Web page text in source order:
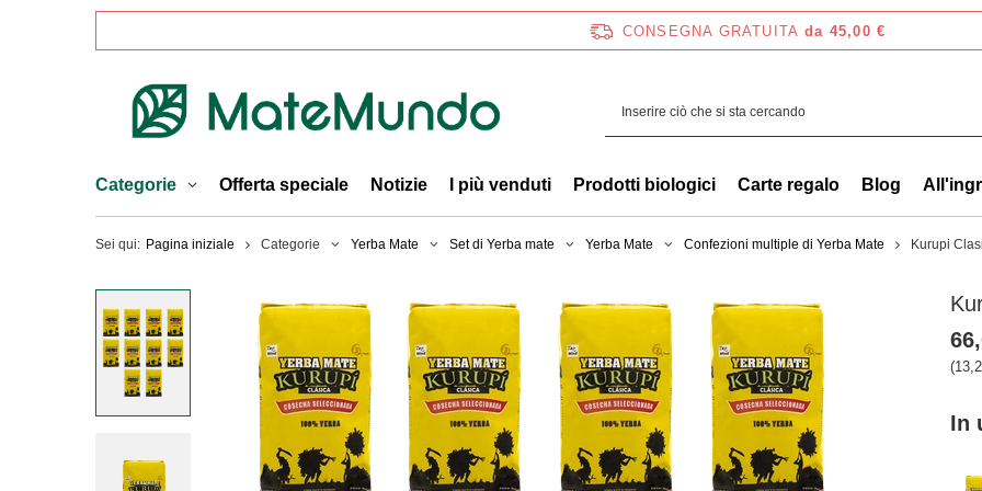
CONSEGNA GRATUITA da 45,00 €
Categorie Offerta speciale Notizie I più venduti Prodotti biologici Carte regalo Blog
Sei qui: Pagina iniziale Categorie Yerba Mate Set di Yerba mate Yerba Mate Confezioni multiple di Yerba Mate Kurupi
In